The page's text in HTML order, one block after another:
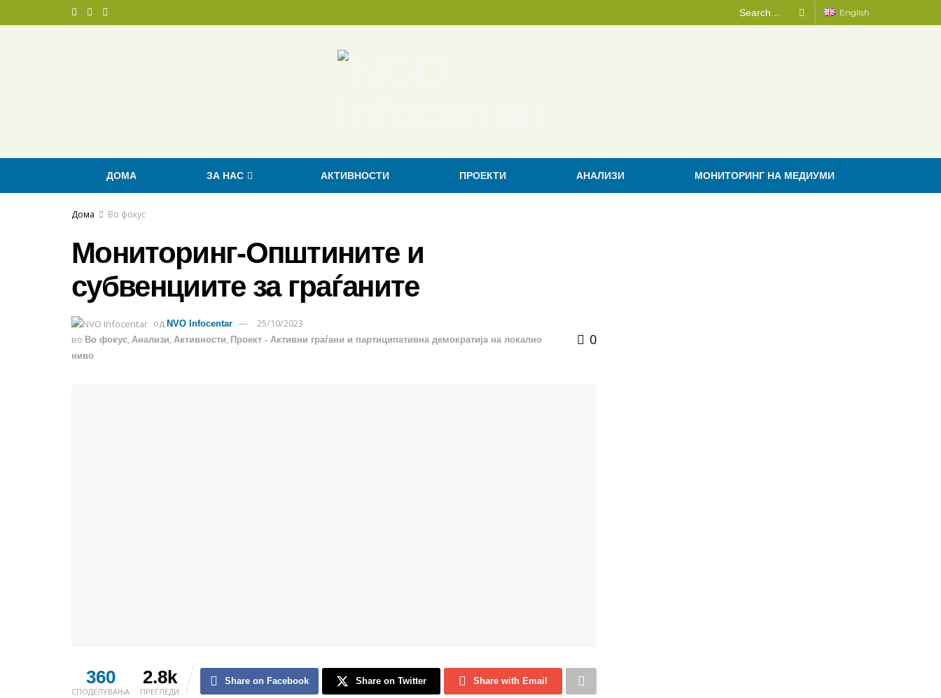
English
ДОМА ЗА НАС АКТИВНОСТИ ПРОЕКТИ АНАЛИЗИ МОНИТОРИНГ НА МЕДИУМИ
Дома Во фокус
Мониторинг-Општините и
субвенциите за граѓаните
од NVO Infocentar
25/10/2023
во Во фокус, Анализи, Активности, Проект - Активни граѓани и партиципативна демократија на локално
ниво
0
360
СПОДЕЛУВАЊА
2.8k
ПРЕГЛЕДИ
Share on Facebook Share on Twitter Share with Email